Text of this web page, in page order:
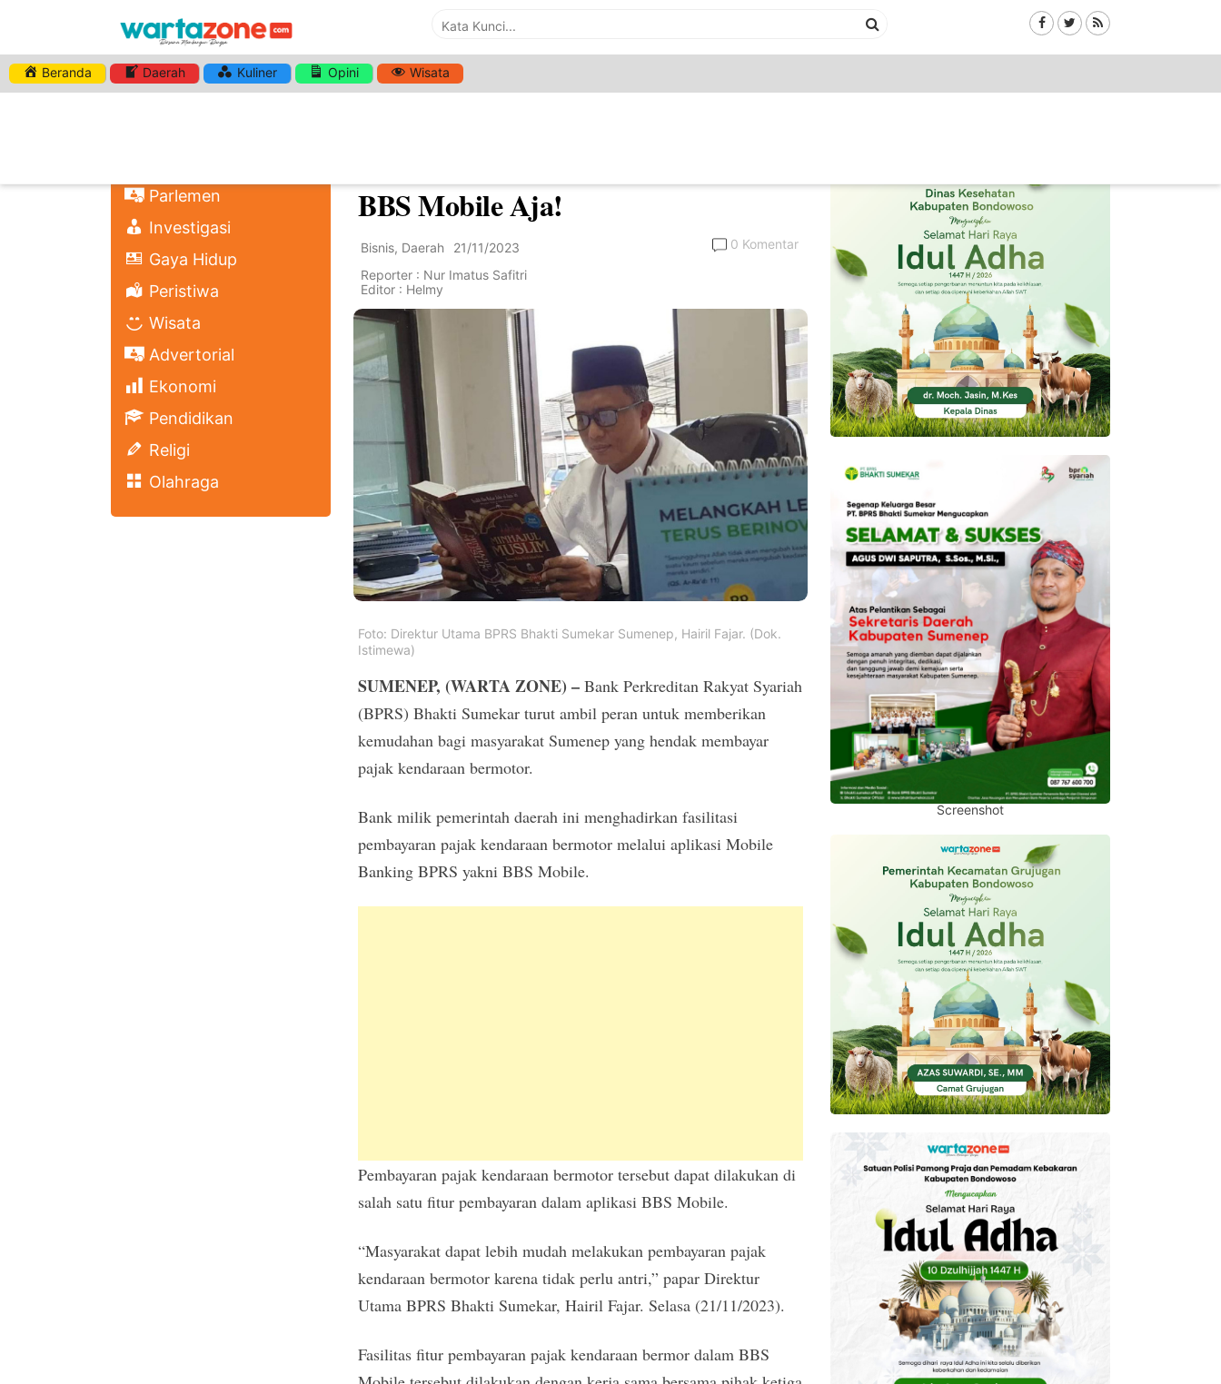
Beranda Daerah Kuliner Opini Wisata
Parlemen
Investigasi
Gaya Hidup
Peristiwa
Wisata
Advertorial
Ekonomi
Pendidikan
Religi
Olahraga
Home > Bisnis
BBS Mobile Aja!
Bisnis, Daerah 21/11/2023
0 Komentar
Reporter : Nur Imatus Safitri
Editor : Helmy
Foto: Direktur Utama BPRS Bhakti Sumekar Sumenep, Hairil Fajar. (Dok.
Istimewa)
SUMENEP, (WARTA ZONE) – Bank Perkreditan Rakyat Syariah
(BPRS) Bhakti Sumekar turut ambil peran untuk memberikan
kemudahan bagi masyarakat Sumenep yang hendak membayar
pajak kendaraan bermotor.
Bank milik pemerintah daerah ini menghadirkan fasilitasi
pembayaran pajak kendaraan bermotor melalui aplikasi Mobile
Banking BPRS yakni BBS Mobile.
Pembayaran pajak kendaraan bermotor tersebut dapat dilakukan di
salah satu fitur pembayaran dalam aplikasi BBS Mobile.
“Masyarakat dapat lebih mudah melakukan pembayaran pajak
kendaraan bermotor karena tidak perlu antri,” papar Direktur
Utama BPRS Bhakti Sumekar, Hairil Fajar. Selasa (21/11/2023).
Fasilitas fitur pembayaran pajak kendaraan bermor dalam BBS
Screenshot